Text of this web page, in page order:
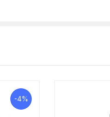
-4%